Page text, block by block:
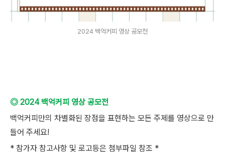
2024 백억커피 영상 공모전
◎ 2024 백억커피 영상 공모전
백억커피만의 차별화된 장점을 표현하는 모든 주제를 영상으로 만
들어 주세요!
* 참가자 참고사항 및 로고등은 첨부파일 참조 *